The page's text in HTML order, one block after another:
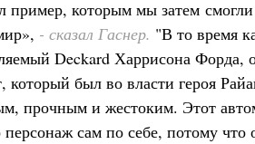
пример, которым мы затем
- сказал Гаснер. "В то время
Deckard Харрисона Форда,
который был во власти героя
прочным и жестоким. Этот
персонаж сам по себе, потому что